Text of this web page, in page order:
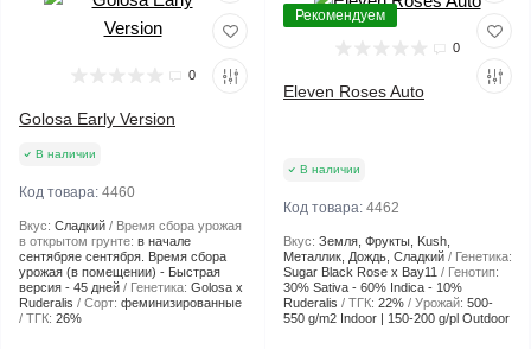
0
Golosa Early Version
В наличии
Код товара: 4460
Вкус: Сладкий
Время сбора урожая
в открытом грунте: в начале
сентябряе сентября. Время сбора
урожая (в помещении) - Быстрая
версия - 45 дней
Генетика: Golosa x
Ruderalis
Сорт: феминизированные
ТГК: 26%
Рекомендуем
0
Eleven Roses Auto
В наличии
Код товара: 4462
Вкус: Земля, Фрукты, Kush,
Металлик, Дождь, Сладкий
Генетика:
Sugar Black Rose x Bay11
Генотип:
30% Sativa - 60% Indica - 10%
Ruderalis
ТГК: 22% Урожай: 500-
550 g/m2 Indoor | 150-200 g/pl Outdoor